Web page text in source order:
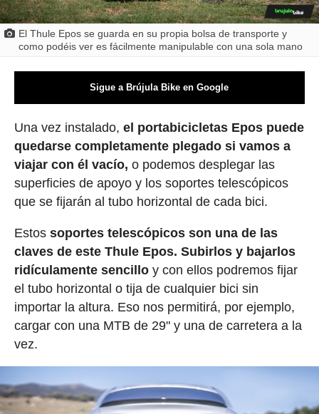
El Thule Epos se guarda en su propia bolsa de transporte y
como podéis ver es fácilmente manipulable con una sola mano
Sigue a Brújula Bike en Google
Una vez instalado, el portabicicletas Epos puede
quedarse completamente plegado si vamos a
viajar con él vacío, o podemos desplegar las
superficies de apoyo y los soportes telescópicos
que se fijarán al tubo horizontal de cada bici.
Estos soportes telescópicos son una de las
claves de este Thule Epos. Subirlos y bajarlos
ridículamente sencilloy con ellos podremos fijar
el tubo horizontal o tija de cualquier bici sin
importar la altura. Eso nos permitirá, por ejemplo,
cargar con una MTB de 29" y una de carretera a la
vez.